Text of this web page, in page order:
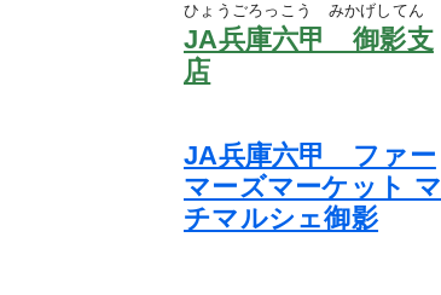
ひょうごろっこう みかげしてん
JA兵庫六甲 御影支
店
JA兵庫六甲 ファー
マーズマーケット マ
チマルシェ御影